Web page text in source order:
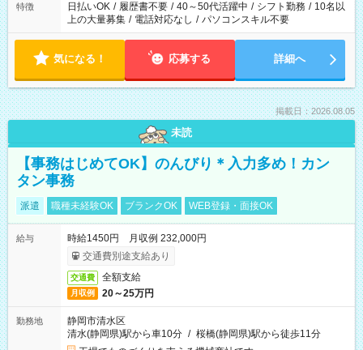
特徴 日払いOK / 履歴書不要 / 40～50代活躍中 / シフト勤務 / 10名以
上の大量募集 / 電話対応なし / パソコンスキル不要
気になる！ 応募する 詳細へ
掲載日：2026.08.05
未読
【事務はじめてOK】のんびり＊入力多め！カン
タン事務
派遣 職種未経験OK ブランクOK WEB登録・面接OK
給与
時給1450円 月収例 232,000円
交通費別途支給あり
交通費 全額支給
月収例 20～25万円
勤務地
静岡市清水区
清水(静岡県)駅から車10分 / 桜橋(静岡県)駅から徒歩11分